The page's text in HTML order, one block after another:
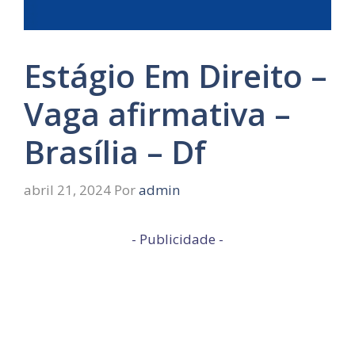
Estágio Em Direito –
Vaga afirmativa –
Brasília – Df
abril 21, 2024 Poradmin
- Publicidade -